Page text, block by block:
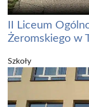
II Liceum
Żeromskiego w
Szkoły